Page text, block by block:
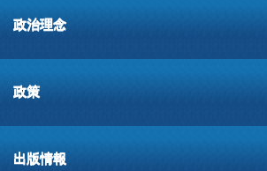
政治理念
政策
出版情報